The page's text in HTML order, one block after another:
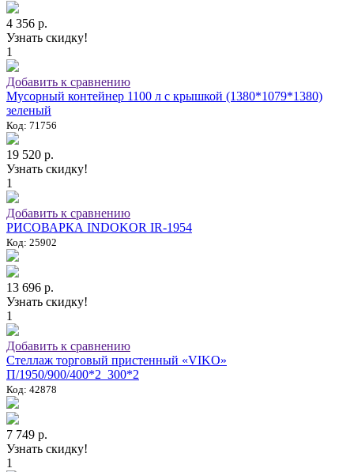
4 356 р.
Узнать скидку!
1
Добавить к сравнению
Мусорный контейнер 1100 л с крышкой (1380*1079*1380)
зеленый
Код: 71756
19 520 р.
Узнать скидку!
1
Добавить к сравнению
РИСОВАРКА INDOKOR IR-1954
Код: 25902
13 696 р.
Узнать скидку!
1
Добавить к сравнению
Стеллаж торговый пристенный «VIKO»
П/1950/900/400*2_300*2
Код: 42878
7 749 р.
Узнать скидку!
1